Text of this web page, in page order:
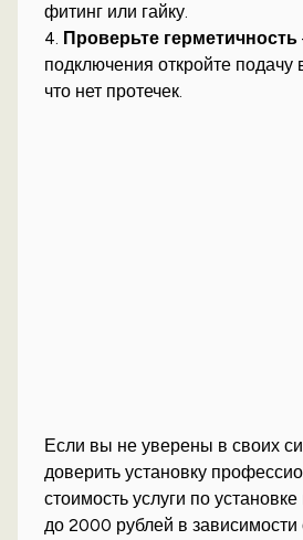
фитинг или гайку.
4. Проверьте герметичность
подключения откройте подачу
что нет протечек.
Если вы не уверены в своих
доверить установку
стоимость услуги по
до 2000 рублей в зависимости